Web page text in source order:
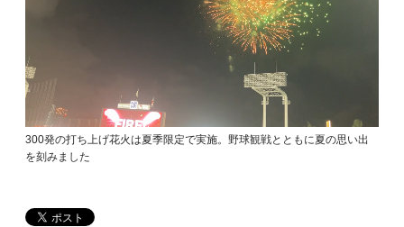
300発の打ち上げ花火は夏季限定で実施。野球観戦とともに夏の思い出
を刻みました